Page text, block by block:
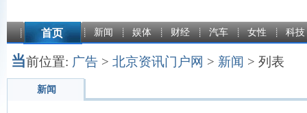
首页 新闻 娱体 财经 汽车 女性 科技
当前位置: 广告 > 北京资讯门户网 > 新闻 > 列表
新闻